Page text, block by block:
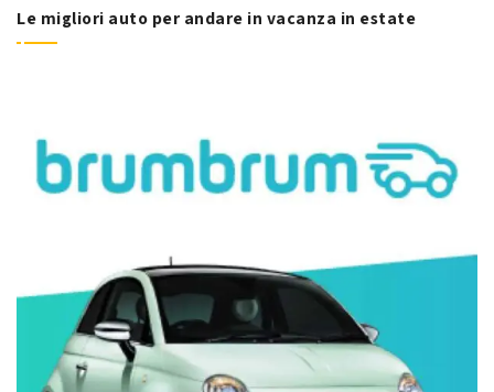
Le migliori auto per andare in vacanza in estate